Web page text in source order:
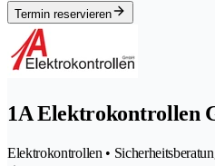
Termin reservieren
1A Elektrokontrollen
Elektrokontrollen •